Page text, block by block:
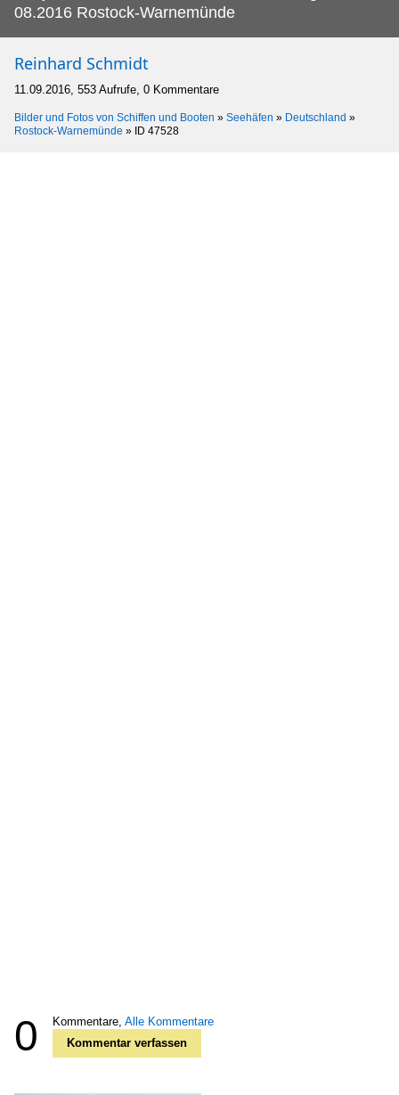
08.2016 Rostock-Warnemünde
Reinhard Schmidt
11.09.2016, 553 Aufrufe, 0 Kommentare
Bilder und Fotos von Schiffen und Booten » Seehäfen » Deutschland »
Rostock-Warnemünde » ID 47528
0 Kommentare, Alle Kommentare
Kommentar verfassen